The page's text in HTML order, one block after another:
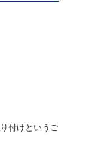
付けというご